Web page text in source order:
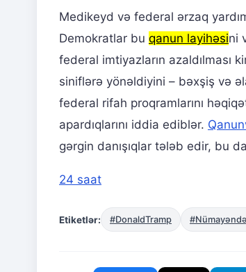
Medikeyd və federal ərzaq
Demokratlar bu qanun layihəsini
federal imtiyazların azaldılması
siniflərə yönəldiyini – bəxşiş və
federal rifah proqramlarını
apardıqlarını iddia ediblər.
gərgin danışıqlar tələb edir, bu
24 saat
Etiketlər: #DonaldTramp